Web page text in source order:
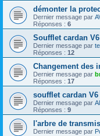
démonter la
Dernier message par
Réponses : 6
Soufflet cardan
Dernier message par
Réponses : 12
Changement des
Dernier message par
Réponses : 17
soufflet cardan
Dernier message par
Réponses : 9
l'arbre de
Dernier message par